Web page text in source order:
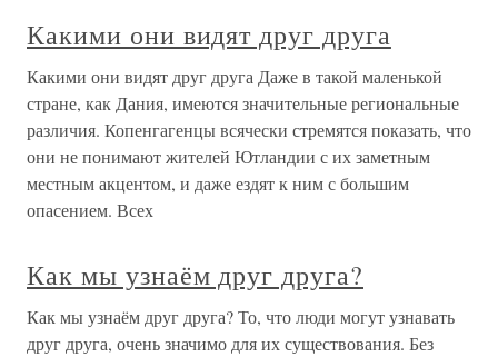
Какими они видят друг друга
Какими они видят друг друга Даже в такой маленькой
стране, как Дания, имеются значительные региональные
различия. Копенгагенцы всячески стремятся показать, что
они не понимают жителей Ютландии с их заметным
местным акцентом, и даже ездят к ним с большим
опасением. Всех
Как мы узнаём друг друга?
Как мы узнаём друг друга? То, что люди могут узнавать
друг друга, очень значимо для их существования. Без